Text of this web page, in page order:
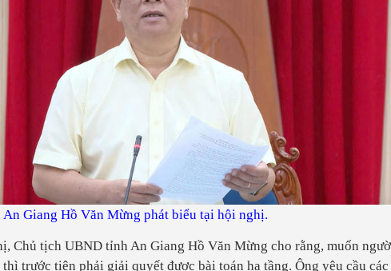
Giang Hồ Văn Mừng phát biểu tại hội nghị.
Chủ tịch UBND tỉnh An Giang Hồ Văn Mừng cho rằng, muốn
trước tiên phải giải quyết được bài toán hạ tầng. Ông yêu cầu các